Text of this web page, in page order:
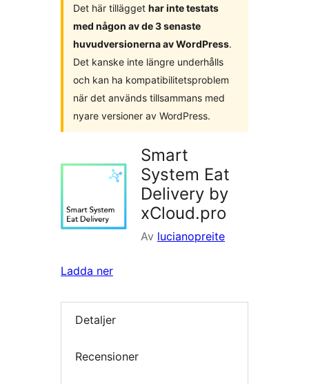
Det här tillägget har inte testats
med någon av de 3 senaste
huvudversionerna av WordPress.
Det kanske inte längre underhålls
och kan ha kompatibilitetsproblem
när det används tillsammans med
nyare versioner av WordPress.
Smart
System Eat
Delivery by
xCloud.pro
Av lucianopreite
Ladda ner
Detaljer
Recensioner